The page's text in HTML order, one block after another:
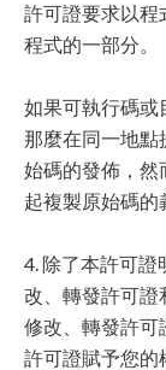
許可證要求以程
程式的一部分。
如果可執行碼或
那麼在同一地點
始碼的發佈，然
起複製原始碼的
4. 除了本許可
改、轉發許可證
修改、轉發許可
許可證賦予您的